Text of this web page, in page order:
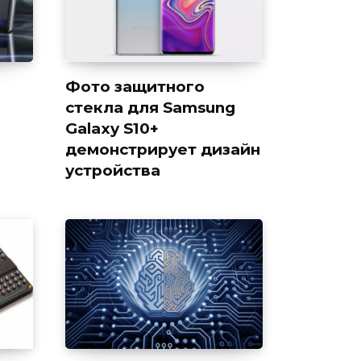
Фото защитного
стекла для Samsung
Galaxy S10+
демонстрирует дизайн
устройства